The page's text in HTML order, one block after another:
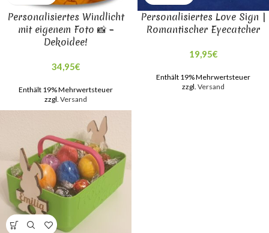
Personalisiertes Windlicht
mit eigenem Foto 📸 –
Dekoidee!
34,95€
Enthält 19% Mehrwertsteuer
zzgl. Versand
Personalisiertes Love Sign |
Romantischer Eyecatcher
19,95€
Enthält 19% Mehrwertsteuer
zzgl. Versand